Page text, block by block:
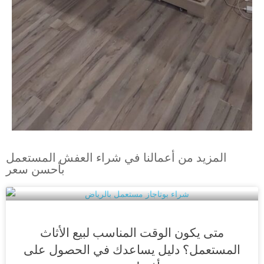
المزيد من أعمالنا في شراء العفش المستعمل
بأحسن سعر
متى يكون الوقت المناسب لبيع الأثاث
المستعمل؟ دليل يساعدك في الحصول على